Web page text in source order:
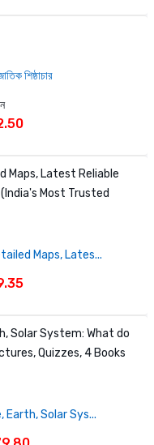
শিষ্ঠাচার
Maps, Lates...
Earth, Solar Sys...